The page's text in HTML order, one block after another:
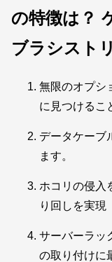
の特徴は？
ブラシスト
無限のオプシ
に見つけるこ
データケーブ
ます。
ホコリの侵入
り回しを実現
サーバーラッ
の取り付けに